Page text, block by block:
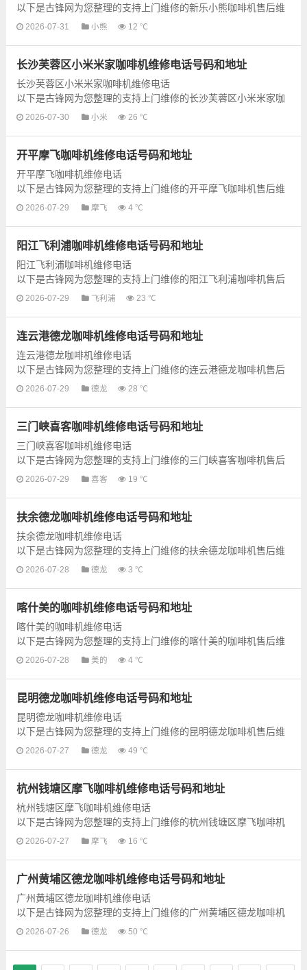
以下是古锋网为您整理的支持上门维修的新乐小熊咖啡机售后维
修网点地址和号码信息，可以为您提供小熊咖啡机的各种型号咖
2026-07-31 小熊 12 ℃
长沙芙蓉区小米米家咖啡机维修电话号码和地址
长沙芙蓉区小米米家咖啡机维修电话
以下是古锋网为您整理的支持上门维修的长沙芙蓉区小米米家咖
啡机售后维修网点地址和号码信息，可以为您提供小米米家咖啡
2026-07-30 小米 26 ℃
开平摩飞咖啡机维修电话号码和地址
开平摩飞咖啡机维修电话
以下是古锋网为您整理的支持上门维修的开平摩飞咖啡机售后维
修网点地址和号码信息，可以为您提供摩飞咖啡机的各种型号咖
2026-07-29 摩飞 4 ℃
阳江飞利浦咖啡机维修电话号码和地址
阳江飞利浦咖啡机维修电话
以下是古锋网为您整理的支持上门维修的阳江飞利浦咖啡机售后
维修网点地址和号码信息，可以为您提供飞利浦咖啡机的各种型
2026-07-29 飞利浦 23 ℃
连云港德龙咖啡机维修电话号码和地址
连云港德龙咖啡机维修电话
以下是古锋网为您整理的支持上门维修的连云港德龙咖啡机售后
维修网点地址和号码信息，可以为您提供德龙咖啡机的各种型号
2026-07-29 德龙 28 ℃
三门峡喜客咖啡机维修电话号码和地址
三门峡喜客咖啡机维修电话
以下是古锋网为您整理的支持上门维修的三门峡喜客咖啡机售后
维修网点地址和号码信息，可以为您提供喜客咖啡机的各种型号
2026-07-29 喜客 19 ℃
扶余德龙咖啡机维修电话号码和地址
扶余德龙咖啡机维修电话
以下是古锋网为您整理的支持上门维修的扶余德龙咖啡机售后维
修网点地址和号码信息，可以为您提供德龙咖啡机的各种型号咖
2026-07-28 德龙 3 ℃
喀什美的咖啡机维修电话号码和地址
喀什美的咖啡机维修电话
以下是古锋网为您整理的支持上门维修的喀什美的咖啡机售后维
修网点地址和号码信息，可以为您提供美的咖啡机的各种型号咖
2026-07-28 美的 4 ℃
昆明德龙咖啡机维修电话号码和地址
昆明德龙咖啡机维修电话
以下是古锋网为您整理的支持上门维修的昆明德龙咖啡机售后维
修网点地址和号码信息，可以为您提供德龙咖啡机的各种型号咖
2026-07-27 德龙 49 ℃
杭州钱塘区摩飞咖啡机维修电话号码和地址
杭州钱塘区摩飞咖啡机维修电话
以下是古锋网为您整理的支持上门维修的杭州钱塘区摩飞咖啡机
售后维修网点地址和号码信息，可以为您提供摩飞咖啡机的各种
2026-07-27 摩飞 16 ℃
广州黄埔区德龙咖啡机维修电话号码和地址
广州黄埔区德龙咖啡机维修电话
以下是古锋网为您整理的支持上门维修的广州黄埔区德龙咖啡机
售后维修网点地址和号码信息，可以为您提供德龙咖啡机的各种
2026-07-26 德龙 50 ℃